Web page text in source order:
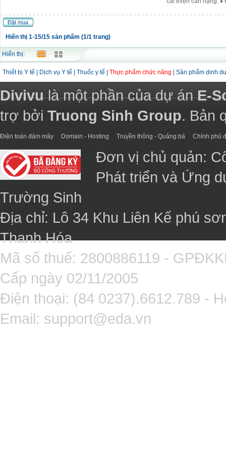
Đặt mua
Hiển thị 1-15/15 sản phẩm (1/1 trang)
Hiển thị:
Thiết bị Y tế Dịch vụ Y tế Thuốc y tế Thực phẩm chức năng Sản phẩm dinh
Divivulà một phần của dự ánE-
trợ bởi Truong Sinh Group. Bản
Điện toán đám mây Domain - Hosting Truyền thông - Quảng bá Chính phủ
Đơn vị chủ quản:
Phát triển và Ứng
Trường Sinh
Địa chỉ: Lô 34 Khu Liên Kế phú
Thanh Hóa
Mã số thuế: 2800886119 -
Cấp ngày 02/11/2005
Điện thoại: (84 0237).6612.789 -
Email: support@eda.vn